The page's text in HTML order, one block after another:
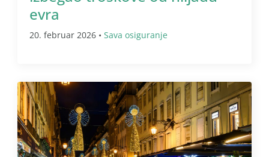
evra
20. februar 2026 • Sava osiguranje